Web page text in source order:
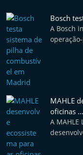
Bosch
A Bosch
MAHLE
oficinas ...
A